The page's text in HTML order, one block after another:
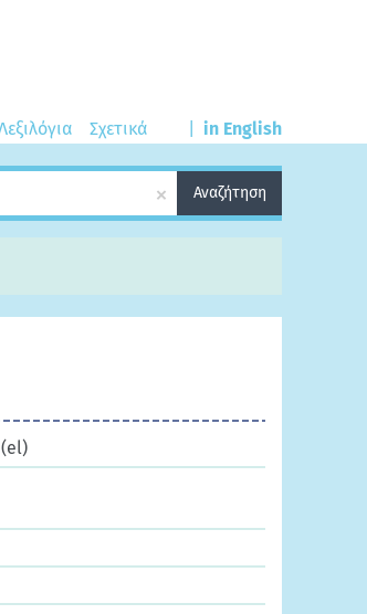
in English
Σχετικά
× Αναζήτηση
(el)